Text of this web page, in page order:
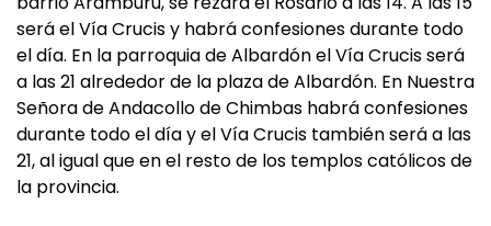
será el Vía Crucis y habrá confesiones durante todo
el día. En la parroquia de Albardón el Vía Crucis será
a las 21 alrededor de la plaza de Albardón. En Nuestra
Señora de Andacollo de Chimbas habrá confesiones
durante todo el día y el Vía Crucis también será a las
21, al igual que en el resto de los templos católicos de
la provincia.